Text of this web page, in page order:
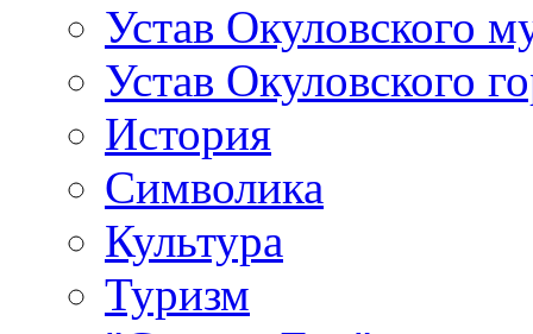
Устав Окуловского
Устав Окуловского
История
Символика
Культура
Туризм